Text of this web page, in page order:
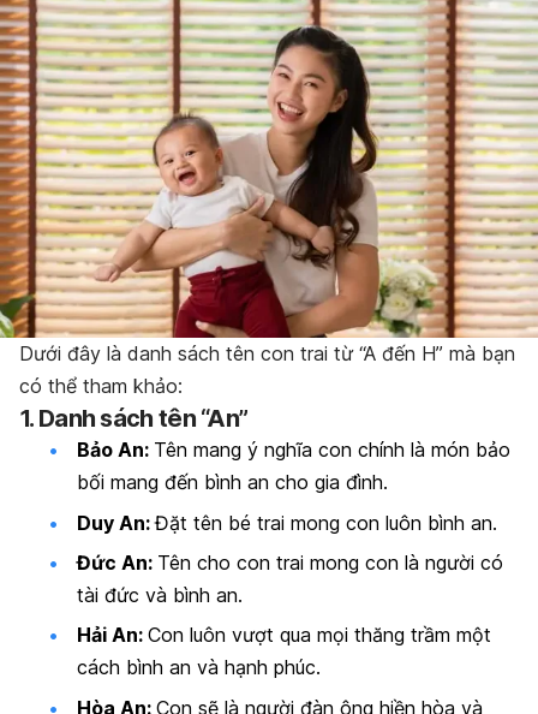
Dưới đây là danh sách tên con trai từ “A đến H” mà bạn
có thể tham khảo:
1. Danh sách tên “An”
Bảo An: Tên mang ý nghĩa con chính là món bảo
bối mang đến bình an cho gia đình.
Duy An:Đặt tên bé trai mong con luôn bình an.
Đức An: Tên cho con trai mong con là người có
tài đức và bình an.
Hải An: Con luôn vượt qua mọi thăng trầm một
cách bình an và hạnh phúc.
Hòa An: Con sẽ là người đàn ông hiền hòa và